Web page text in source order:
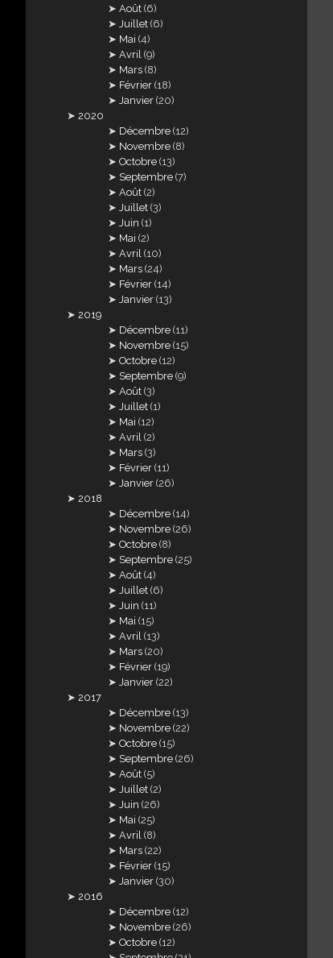
Août (6)
Juillet (6)
Mai (4)
Avril (9)
Mars (8)
Février (18)
Janvier (20)
2020
Décembre (12)
Novembre (8)
Octobre (13)
Septembre (7)
Août (2)
Juillet (3)
Juin (1)
Mai (2)
Avril (10)
Mars (24)
Février (14)
Janvier (13)
2019
Décembre (11)
Novembre (15)
Octobre (12)
Septembre (9)
Août (3)
Juillet (1)
Mai (12)
Avril (2)
Mars (3)
Février (11)
Janvier (26)
2018
Décembre (14)
Novembre (26)
Octobre (8)
Septembre (25)
Août (4)
Juillet (6)
Juin (11)
Mai (15)
Avril (13)
Mars (20)
Février (19)
Janvier (22)
2017
Décembre (13)
Novembre (22)
Octobre (15)
Septembre (26)
Août (5)
Juillet (2)
Juin (26)
Mai (25)
Avril (8)
Mars (22)
Février (15)
Janvier (30)
2016
Décembre (12)
Novembre (26)
Octobre (12)